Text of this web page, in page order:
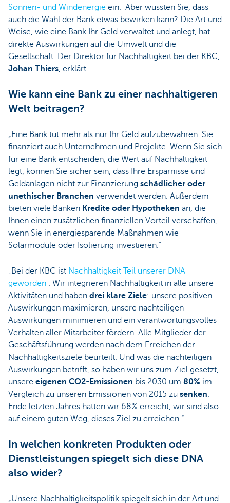
Sonnen- und Windenergie ein. Aber wussten Sie, dass
auch die Wahl der Bank etwas bewirken kann? Die Art und
Weise, wie eine Bank Ihr Geld verwaltet und anlegt, hat
direkte Auswirkungen auf die Umwelt und die
Gesellschaft. Der Direktor für Nachhaltigkeit bei der KBC,
Johan Thiers, erklärt.
Wie kann eine Bank zu einer nachhaltigeren
Welt beitragen?
„Eine Bank tut mehr als nur Ihr Geld aufzubewahren. Sie
finanziert auch Unternehmen und Projekte. Wenn Sie sich
für eine Bank entscheiden, die Wert auf Nachhaltigkeit
legt, können Sie sicher sein, dass Ihre Ersparnisse und
Geldanlagen nicht zur Finanzierung schädlicher oder
unethischer Branchen verwendet werden. Außerdem
bieten viele Banken Kredite oder Hypotheken an, die
Ihnen einen zusätzlichen finanziellen Vorteil verschaffen,
wenn Sie in energiesparende Maßnahmen wie
Solarmodule oder Isolierung investieren.“
„Bei der KBC ist Nachhaltigkeit Teil unserer DNA
geworden . Wir integrieren Nachhaltigkeit in alle unsere
Aktivitäten und haben drei klare Ziele: unsere positiven
Auswirkungen maximieren, unsere nachteiligen
Auswirkungen minimieren und ein verantwortungsvolles
Verhalten aller Mitarbeiter fördern. Alle Mitglieder der
Geschäftsführung werden nach dem Erreichen der
Nachhaltigkeitsziele beurteilt. Und was die nachteiligen
Auswirkungen betrifft, so haben wir uns zum Ziel gesetzt,
unsere eigenen CO2-Emissionen bis 2030 um 80% im
Vergleich zu unseren Emissionen von 2015 zu senken.
Ende letzten Jahres hatten wir 68% erreicht, wir sind also
auf einem guten Weg, dieses Ziel zu erreichen.“
In welchen konkreten Produkten oder
Dienstleistungen spiegelt sich diese DNA
also wider?
„Unsere Nachhaltigkeitspolitik spiegelt sich in der Art und